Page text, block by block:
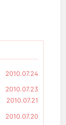
2010.07.24
2010.07.23
2010.07.21
2010.07.20